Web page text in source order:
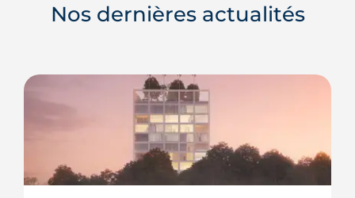
Nos dernières actualités